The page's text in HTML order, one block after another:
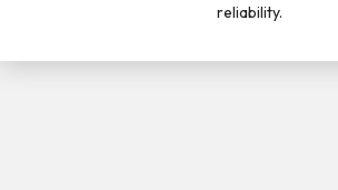
reliability.